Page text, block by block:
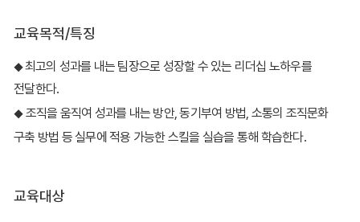
교육목적/특징
◆최고의 성과를 내는 팀장으로 성장할 수 있는 리더십 노하우를
전달한다.
◆조직을 움직여 성과를 내는 방안, 동기부여 방법, 소통의 조직문화
구축 방법 등 실무에 적용 가능한 스킬을 실습을 통해 학습한다.
교육대상